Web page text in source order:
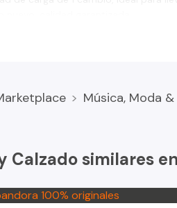
alto.
de ancho.
domicilio, despacho gratis por
duda envíenos un mensaje, es
Música, Moda
Calzado similares